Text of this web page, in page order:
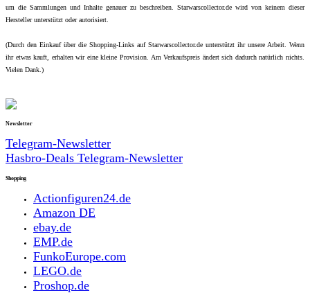
um die Sammlungen und Inhalte genauer zu beschreiben. Starwarscollector.de wird von keinem dieser
Hersteller unterstützt oder autorisiert.
(Durch den Einkauf über die Shopping-Links auf Starwarscollector.de unterstützt ihr unsere Arbeit. Wenn
ihr etwas kauft, erhalten wir eine kleine Provision. Am Verkaufspreis ändert sich dadurch natürlich nichts.
Vielen Dank.)
Newsletter
Telegram-Newsletter
Hasbro-Deals Telegram-Newsletter
Shopping
Actionfiguren24.de
Amazon DE
ebay.de
EMP.de
FunkoEurope.com
LEGO.de
Proshop.de